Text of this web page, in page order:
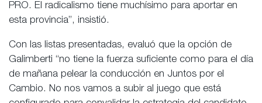
PRO. El radicalismo tiene muchísimo para aportar en
esta provincia”, insistió.
Con las listas presentadas, evaluó que la opción de
Galimberti “no tiene la fuerza suficiente como para el día
de mañana pelear la conducción en Juntos por el
Cambio. No nos vamos a subir al juego que está